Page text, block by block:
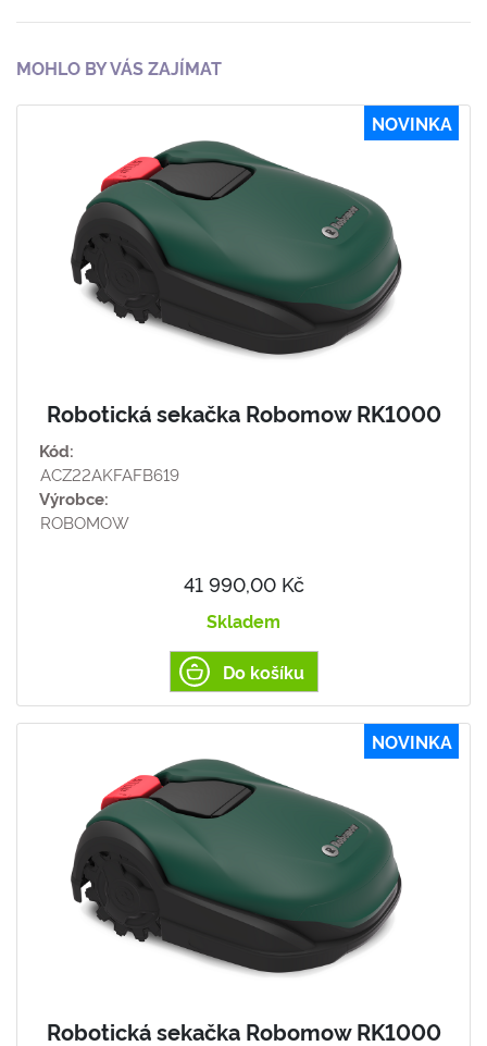
MOHLO BY VÁS ZAJÍMAT
NOVINKA
Robotická sekačka Robomow RK1000
Kód:
ACZ22AKFAFB619
Výrobce:
ROBOMOW
41 990,00 Kč
Skladem
Do košíku
NOVINKA
Robotická sekačka Robomow RK1000